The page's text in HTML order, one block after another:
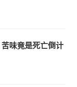
味竟是死亡倒计